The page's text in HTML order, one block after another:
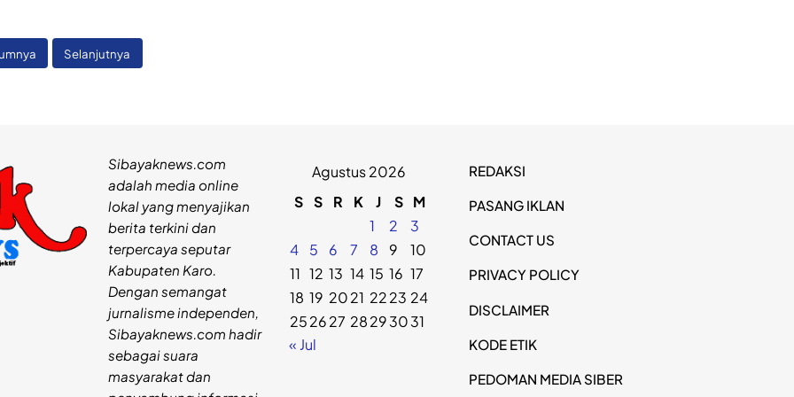
Selanjutnya
Sibayaknews.com
adalah media online
lokal yang menyajikan
berita terkini dan
terpercaya seputar
Kabupaten Karo.
Dengan semangat
jurnalisme independen,
Sibayaknews.com hadir
sebagai suara
masyarakat dan
Agustus 2026
S S R K J S M
1
2
3
4
5 6 7 8 9
10
11 12 13 14 15 16 17
18 19 2021 2223 24
252627 28293031
« Jul
REDAKSI
PASANG IKLAN
CONTACT US
PRIVACY POLICY
DISCLAIMER
KODE ETIK
PEDOMAN MEDIA SIBER